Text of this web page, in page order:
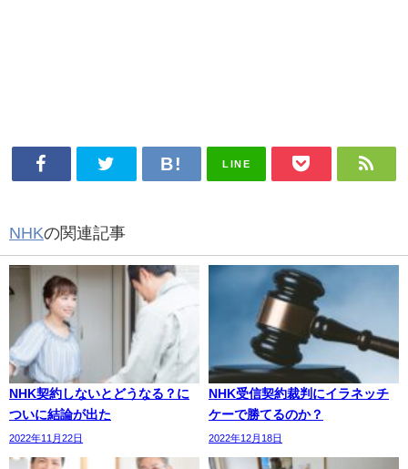
LINE
NHKの関連記事
NHK契約しないとどうなる？に
ついに結論が出た
2022年11月22日
NHK受信契約裁判にイラネッチ
ケーで勝てるのか？
2022年12月18日